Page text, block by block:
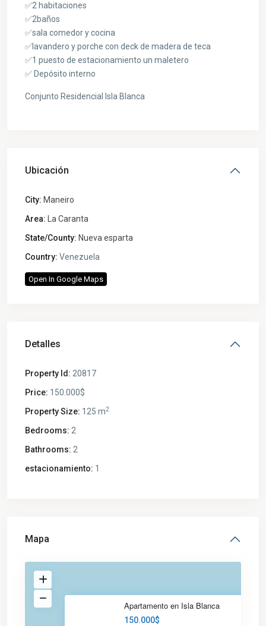
✅2 habitaciones
✅2baños
✅sala comedor y cocina
✅lavandero y porche con deck de madera de teca
✅1 puesto de estacionamiento un maletero
✅ Depósito interno
Conjunto Residencial Isla Blanca
Ubicación
City: Maneiro
Area:
La Caranta
State/County: Nueva esparta
Country: Venezuela
Open In Google Maps
Detalles
Property Id: 20817
Price: 150.000$
Property Size: 125 m2
Bedrooms: 2
Bathrooms: 2
estacionamiento: 1
Mapa
Apartamento en Isla Blanca
150.000$